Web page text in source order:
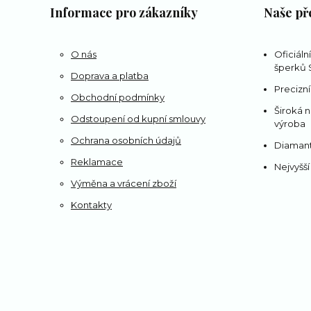
Informace pro zákazníky
O nás
Doprava a platba
Obchodní podmínky
Odstoupení od kupní smlouvy
Ochrana osobních údajů
Reklamace
Výměna a vrácení zboží
Kontakty
Naše
šperků
Široká
výroba